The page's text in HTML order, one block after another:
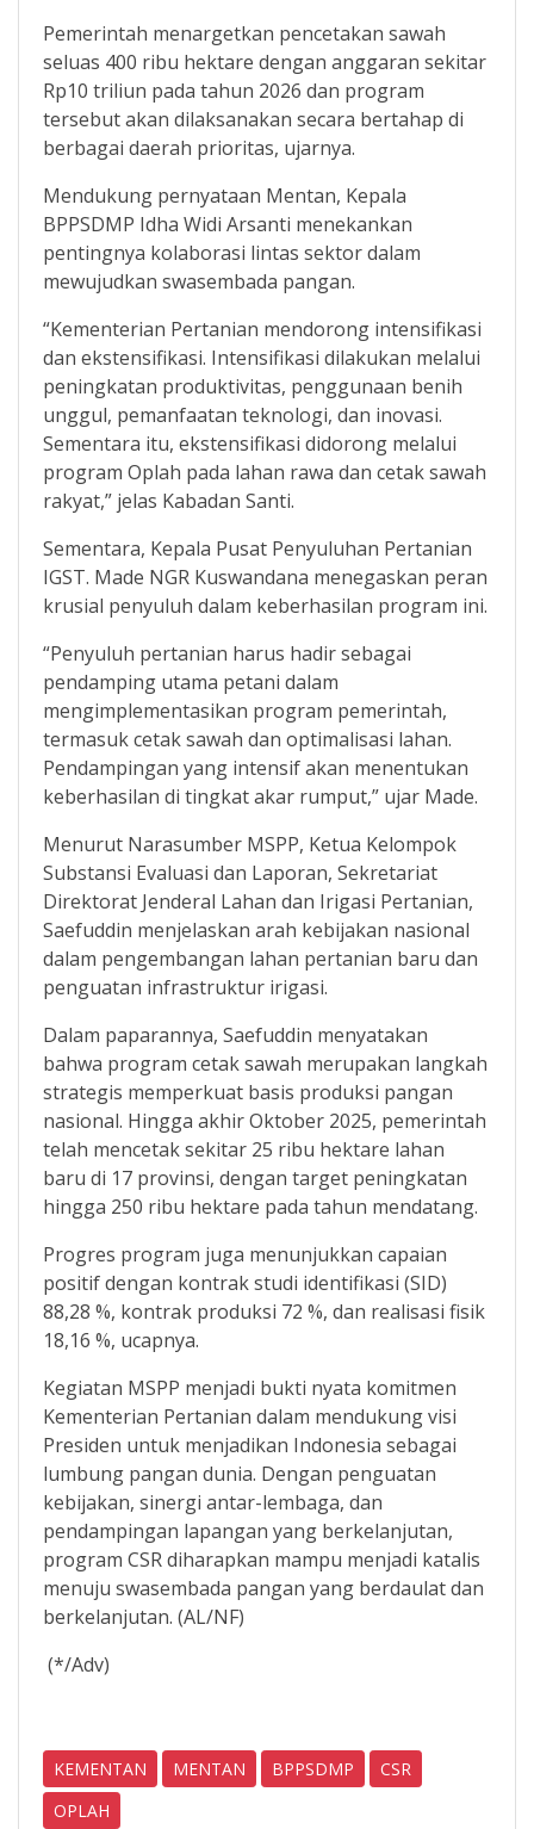
Pemerintah menargetkan pencetakan sawah
seluas 400 ribu hektare dengan anggaran sekitar
Rp10 triliun pada tahun 2026 dan program
tersebut akan dilaksanakan secara bertahap di
berbagai daerah prioritas, ujarnya.
Mendukung pernyataan Mentan, Kepala
BPPSDMP Idha Widi Arsanti menekankan
pentingnya kolaborasi lintas sektor dalam
mewujudkan swasembada pangan.
“Kementerian Pertanian mendorong intensifikasi
dan ekstensifikasi. Intensifikasi dilakukan melalui
peningkatan produktivitas, penggunaan benih
unggul, pemanfaatan teknologi, dan inovasi.
Sementara itu, ekstensifikasi didorong melalui
program Oplah pada lahan rawa dan cetak sawah
rakyat,” jelas Kabadan Santi.
Sementara, Kepala Pusat Penyuluhan Pertanian
IGST. Made NGR Kuswandana menegaskan peran
krusial penyuluh dalam keberhasilan program ini.
“Penyuluh pertanian harus hadir sebagai
pendamping utama petani dalam
mengimplementasikan program pemerintah,
termasuk cetak sawah dan optimalisasi lahan.
Pendampingan yang intensif akan menentukan
keberhasilan di tingkat akar rumput,” ujar Made.
Menurut Narasumber MSPP, Ketua Kelompok
Substansi Evaluasi dan Laporan, Sekretariat
Direktorat Jenderal Lahan dan Irigasi Pertanian,
Saefuddin menjelaskan arah kebijakan nasional
dalam pengembangan lahan pertanian baru dan
penguatan infrastruktur irigasi.
Dalam paparannya, Saefuddin menyatakan
bahwa program cetak sawah merupakan langkah
strategis memperkuat basis produksi pangan
nasional. Hingga akhir Oktober 2025, pemerintah
telah mencetak sekitar 25 ribu hektare lahan
baru di 17 provinsi, dengan target peningkatan
hingga 250 ribu hektare pada tahun mendatang.
Progres program juga menunjukkan capaian
positif dengan kontrak studi identifikasi (SID)
88,28 %, kontrak produksi 72 %, dan realisasi fisik
18,16 %, ucapnya.
Kegiatan MSPP menjadi bukti nyata komitmen
Kementerian Pertanian dalam mendukung visi
Presiden untuk menjadikan Indonesia sebagai
lumbung pangan dunia. Dengan penguatan
kebijakan, sinergi antar-lembaga, dan
pendampingan lapangan yang berkelanjutan,
program CSR diharapkan mampu menjadi katalis
menuju swasembada pangan yang berdaulat dan
berkelanjutan. (AL/NF)
(*/Adv)
KEMENTAN MENTAN BPPSDMP
CSR
OPLAH